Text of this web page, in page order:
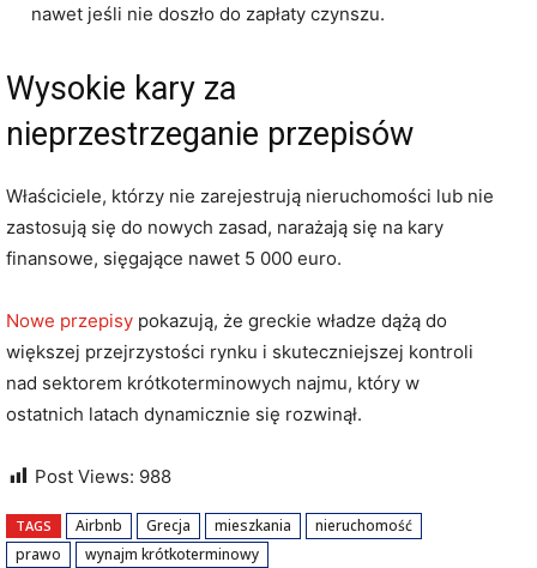
nawet jeśli nie doszło do zapłaty czynszu.
Wysokie kary za
nieprzestrzeganie przepisów
Właściciele, którzy nie zarejestrują nieruchomości lub nie
zastosują się do nowych zasad, narażają się na kary
finansowe, sięgające nawet 5 000 euro.
Nowe przepisy pokazują, że greckie władze dążą do
większej przejrzystości rynku i skuteczniejszej kontroli
nad sektorem krótkoterminowych najmu, który w
ostatnich latach dynamicznie się rozwinął.
Post Views: 988
TAGS Airbnb Grecja mieszkania
nieruchomość
prawo
wynajm krótkoterminowy